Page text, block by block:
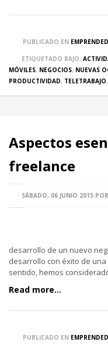
PUBLICADO EN
ETIQUETADO BAJO:
MÓVILES, NEGOCIOS, NUEVAS
PRODUCTIVIDAD, TELETRABAJO,
Aspectos
freelance
SÁBADO, 06 JUNIO 2015 POR
desarrollo de un nuevo
desarrollo con éxito de
sentido, hemos
Read more...
PUBLICADO EN